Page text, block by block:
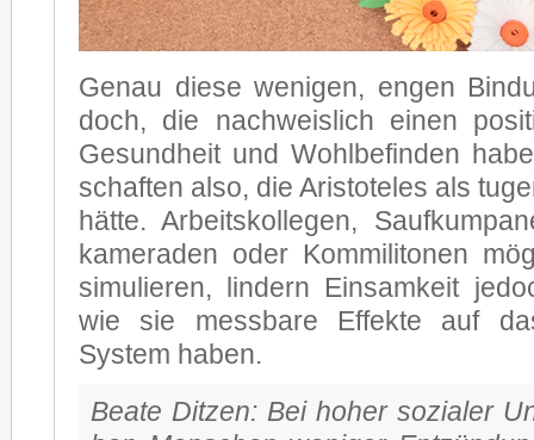
Ge­nau die­se we­ni­gen, en­gen
doch, die nach­weis­lich ei­nen
Ge­sund­heit und Wohl­be­fin­den
schaf­ten also, die Aris­to­te­les als
hät­te. Ar­beits­kol­le­gen,
ka­me­ra­den oder Kom­mi­li­to­nen
si­mu­lie­ren, lin­dern Ein­sam­keit
wie sie mess­ba­re Ef­fek­te auf
System ha­ben.
Bea­te Dit­zen: Bei ho­her so­zia­ler